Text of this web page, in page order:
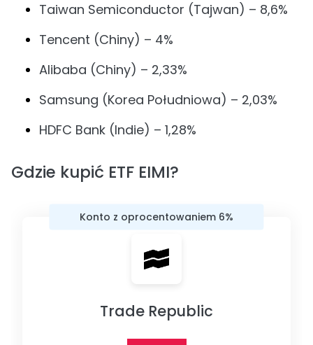
Taiwan Semiconductor (Tajwan) – 8,6%
Tencent (Chiny) – 4%
Alibaba (Chiny) – 2,33%
Samsung (Korea Południowa) – 2,03%
HDFC Bank (Indie) – 1,28%
Gdzie kupić ETF EIMI?
Konto z oprocentowaniem 6%
Trade Republic